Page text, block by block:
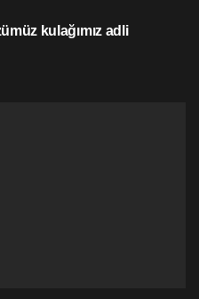
kulağımız adli